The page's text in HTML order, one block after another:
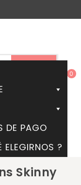
0
DE PAGO
ELEGIRNOS ?
Skinny